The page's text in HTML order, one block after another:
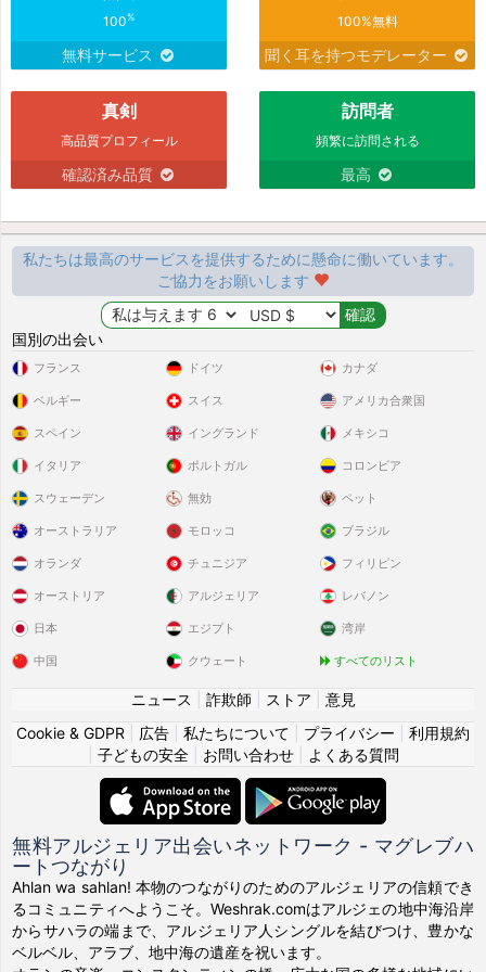
100%
無料サービス
100%無料
聞く耳を持つモデレーター
真剣
高品質プロフィール
確認済み品質
訪問者
頻繁に訪問される
最高
私たちは最高のサービスを提供するために懸命に働いています。
ご協力をお願いします
国別の出会い
フランス
ベルギー
スペイン
イタリア
スウェーデン
ドイツ
スイス
イングランド
ポルトガル
無効
カナダ
アメリカ合衆国
メキシコ
コロンビア
ペット
オーストラリア
オランダ
オーストリア
日本
中国
モロッコ
チュニジア
アルジェリア
エジプト
クウェート
ブラジル
フィリピン
レバノン
湾岸
すべてのリスト
ニュース 詐欺師 ストア
意見
Cookie & GDPR
広告 私たちについて プライバシー
利用規約
子どもの安全| お問い合わせ| よくある質問
無料アルジェリア出会いネットワーク - マグレブハ
ートつながり
Ahlan wa sahlan! 本物のつながりのためのアルジェリアの信頼でき
るコミュニティへようこそ。Weshrak.comはアルジェの地中海沿岸
からサハラの端まで、アルジェリア人シングルを結びつけ、豊かな
ベルベル、アラブ、地中海の遺産を祝います。